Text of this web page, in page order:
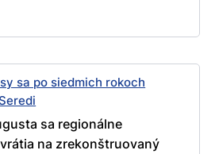
sa po siedmich rokoch
sa regionálne
na zrekonštruovaný